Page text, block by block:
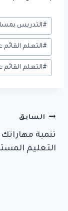
وسوم
المقال:
#التدريس
#التعلم
#التعلم
تصفّح
المقالات
السابق
تنمية
التعليم